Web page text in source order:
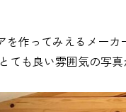
を作ってみえるメー
ても良い雰囲気の写真